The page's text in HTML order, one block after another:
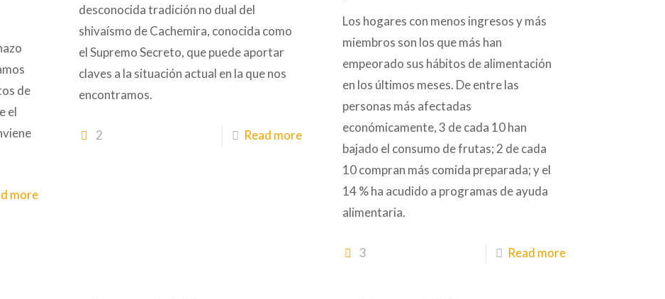
de
el
more
desconocida tradición no dual del
shivaísmo de Cachemira, conocida como
el Supremo Secreto, que puede aportar
claves a la situación actual en la que nos
encontramos.
2 Read more
Los hogares con menos ingresos y más
miembros son los que más han
empeorado sus hábitos de alimentación
en los últimos meses. De entre las
personas más afectadas
económicamente, 3 de cada 10 han
bajado el consumo de frutas; 2 de cada
10 compran más comida preparada; y el
14 % ha acudido a programas de ayuda
alimentaria.
3 Read more